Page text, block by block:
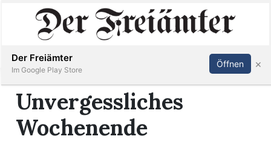
Immobilien
Inserieren Abonnieren Anmelden
Unvergessliches
Wochenende
Der Freiämter
Im Google Play Store
Öffnen ×